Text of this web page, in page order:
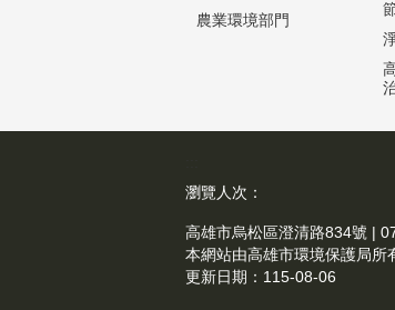
農業環境部門
瀏覽人次：
高雄市烏松區
本網站由高雄市環境保護局所
更新日期： 115-08-06